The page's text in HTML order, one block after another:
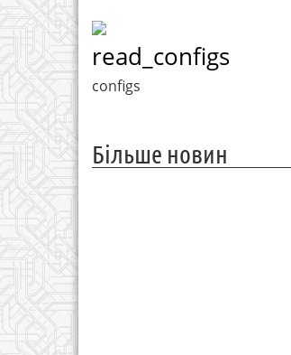
read_configs
configs
Більше новин